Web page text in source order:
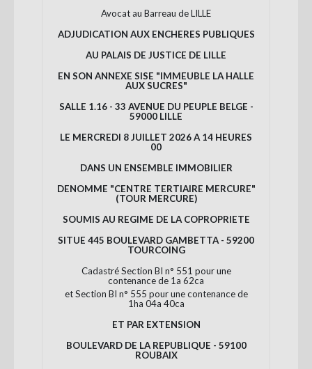
Avocat au Barreau de LILLE
ADJUDICATION AUX ENCHERES PUBLIQUES
AU PALAIS DE JUSTICE DE LILLE
EN SON ANNEXE SISE "IMMEUBLE LA HALLE
AUX SUCRES"
SALLE 1.16 - 33 AVENUE DU PEUPLE BELGE -
59000 LILLE
LE MERCREDI 8 JUILLET 2026 A 14 HEURES
00
DANS UN ENSEMBLE IMMOBILIER
DENOMME "CENTRE TERTIAIRE MERCURE"
(TOUR MERCURE)
SOUMIS AU REGIME DE LA COPROPRIETE
SITUE 445 BOULEVARD GAMBETTA - 59200
TOURCOING
Cadastré Section BI n° 551 pour une
contenance de 1a 62ca
et Section BI n° 555 pour une contenance de
1ha 04a 40ca
ET PAR EXTENSION
BOULEVARD DE LA REPUBLIQUE - 59100
ROUBAIX